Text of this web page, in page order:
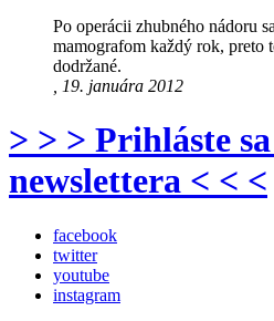
Po operácii zhubného nádoru
mamografom každý rok, preto
dodržané.
, 19. januára 2012
> > > Prihláste
newslettera < < <
facebook
twitter
youtube
instagram